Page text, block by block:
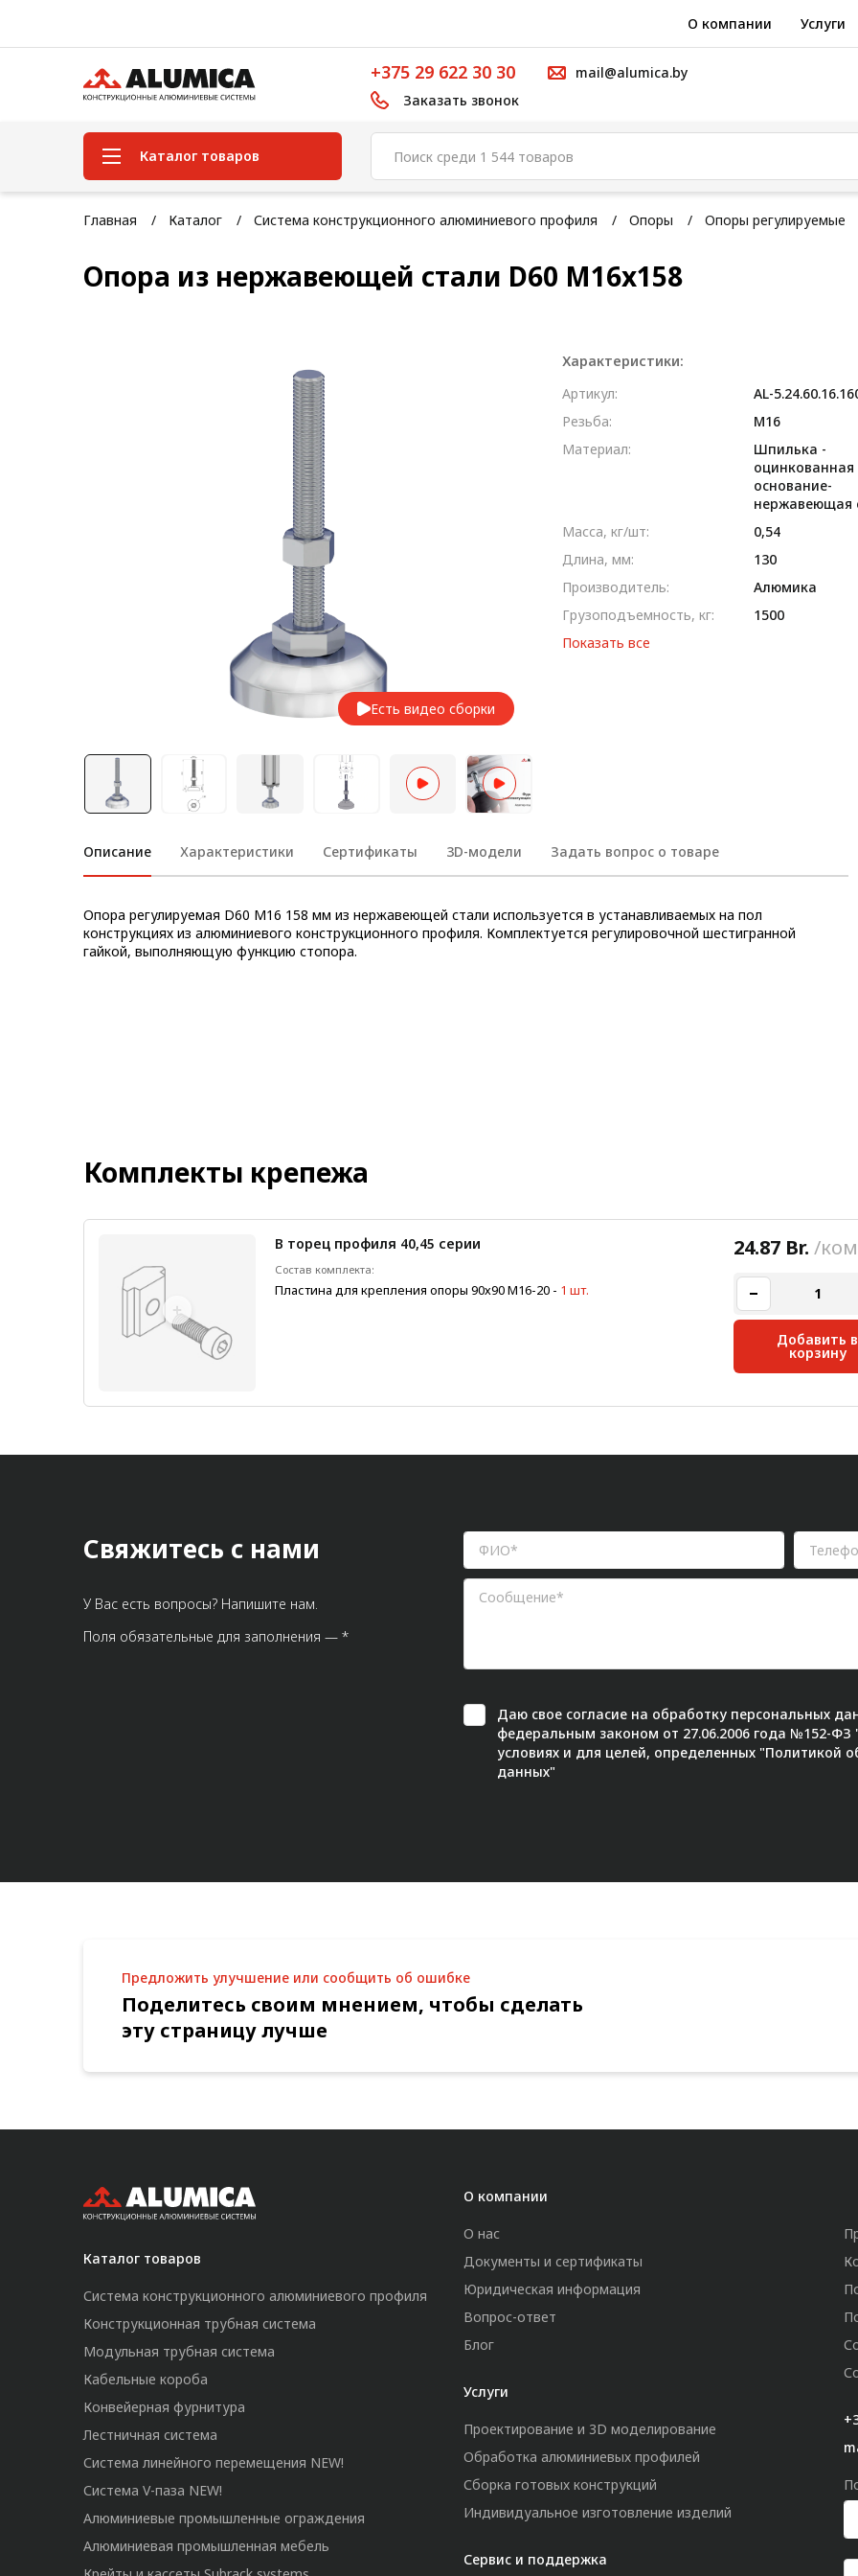
О компании Услуги
+375 29 622 30 30
Заказать звонок
mail@alumica.by
Каталог товаров
Система конструкционного
Конструкционная трубная
система
Алюминиевые промышленные
Алюминиевая промышленная
Крейты и кассеты Subrack
назначения
Радиаторный алюминиевый
профиль NEW!
Лист алюминиевый
Конструкции из профиля
Услуги дополнительной
Главная Каталог Система конструкционного алюминиевого профиля Опоры Опоры регулируемые
Опора из нержавеющей стали D60 M16x158
Есть видео сборки
Описание Характеристики Сертификаты 3D-модели Задать вопрос о товаре
Опора регулируемая D60 М16 158 мм из нержавеющей стали используется в устанавливаемых на пол
конструкциях из алюминиевого конструкционного профиля. Комплектуется регулировочной шестигранной
гайкой, выполняющую функцию стопора.
Характеристики:
Артикул:
AL-
Резьба:
М16
Материал:
Шпилька -
оцинкованная
основание-
нержавеющая
Масса, кг/шт:
0,54
Длина, мм:
130
Производитель:
Алюмика
Грузоподъемность, кг:
1500
Показать все
Комплекты крепежа
В торец профиля 40,45 серии
Состав комплекта:
Пластина для крепления опоры 90х90 М16-20 - 1 шт.
24.87 Br. /
Добавить в
корзину
Свяжитесь с нами
У Вас есть вопросы? Напишите нам.
Поля обязательные для заполнения — *
Даю свое согласие на обработку персональных
федеральным законом от 27.06.2006 года №152-
условиях и для целей, определенных "Политикой
данных"
Предложить улучшение или сообщить об ошибке
Поделитесь своим мнением, чтобы сделать
эту страницу лучше
Каталог товаров
Система конструкционного алюминиевого профиля
Конструкционная трубная система
Модульная трубная система
Кабельные короба
Конвейерная фурнитура
Лестничная система
Система линейного перемещения NEW!
Система V-паза NEW!
Алюминиевые промышленные ограждения
Алюминиевая промышленная мебель
О компании
О нас
Документы и сертификаты
Юридическая информация
Вопрос-ответ
Блог
Услуги
Проектирование и 3D моделирование
Обработка алюминиевых профилей
Сборка готовых конструкций
Индивидуальное изготовление изделий
Сервис и поддержка